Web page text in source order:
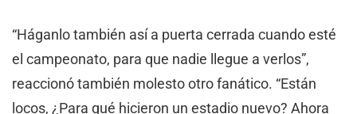
“Háganlo también así a puerta cerrada cuando esté
el campeonato, para que nadie llegue a verlos”,
reaccionó también molesto otro fanático. “Están
locos, ¿Para qué hicieron un estadio nuevo? Ahora